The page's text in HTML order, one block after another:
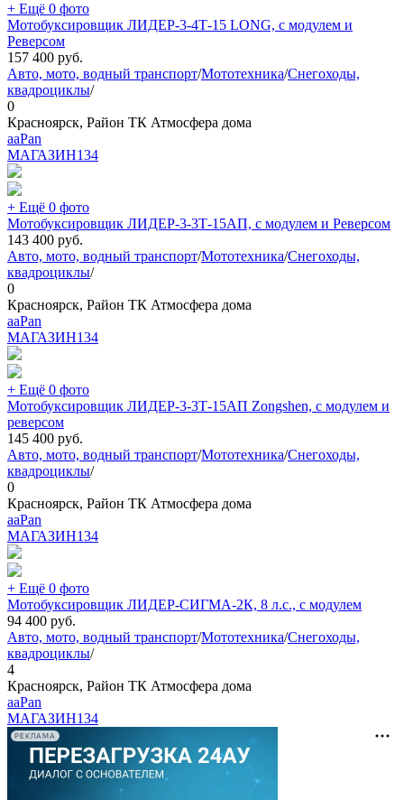
+ Ещё 0 фото
Мотобуксировщик ЛИДЕР-3-4Т-15 LONG, с модулем и
Реверсом
157 400 руб.
Авто, мото, водный транспорт/Мототехника/Снегоходы,
квадроциклы/
0
Красноярск, Район ТК Атмосфера дома
aaPan
МАГАЗИН134
+ Ещё 0 фото
Мотобуксировщик ЛИДЕР-3-3Т-15АП, с модулем и Реверсом
143 400 руб.
Авто, мото, водный транспорт/Мототехника/Снегоходы,
квадроциклы/
0
Красноярск, Район ТК Атмосфера дома
aaPan
МАГАЗИН134
+ Ещё 0 фото
Мотобуксировщик ЛИДЕР-3-3Т-15АП Zongshen, с модулем и
реверсом
145 400 руб.
Авто, мото, водный транспорт/Мототехника/Снегоходы,
квадроциклы/
0
Красноярск, Район ТК Атмосфера дома
aaPan
МАГАЗИН134
+ Ещё 0 фото
Мотобуксировщик ЛИДЕР-СИГМА-2К, 8 л.с., с модулем
94 400 руб.
Авто, мото, водный транспорт/Мототехника/Снегоходы,
квадроциклы/
4
Красноярск, Район ТК Атмосфера дома
aaPan
МАГАЗИН134
РЕКЛАМА